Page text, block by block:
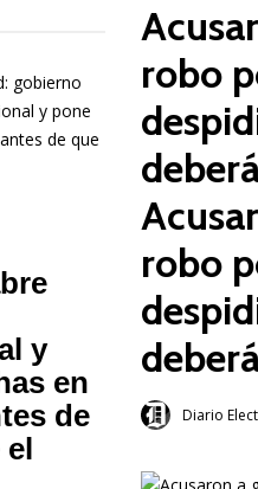
robo
robo
Diario
y
en
de
el